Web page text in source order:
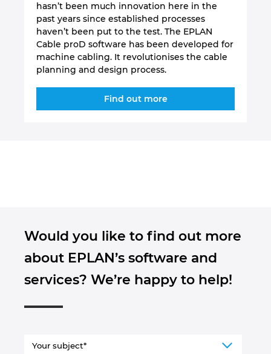
hasn’t been much innovation here in the
past years since established processes
haven’t been put to the test. The EPLAN
Cable proD software has been developed for
machine cabling. It revolutionises the cable
planning and design process.
Find out more
Would you like to find out more
about EPLAN’s software and
services? We’re happy to help!